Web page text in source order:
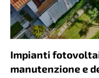
Impianti
manutenzione e